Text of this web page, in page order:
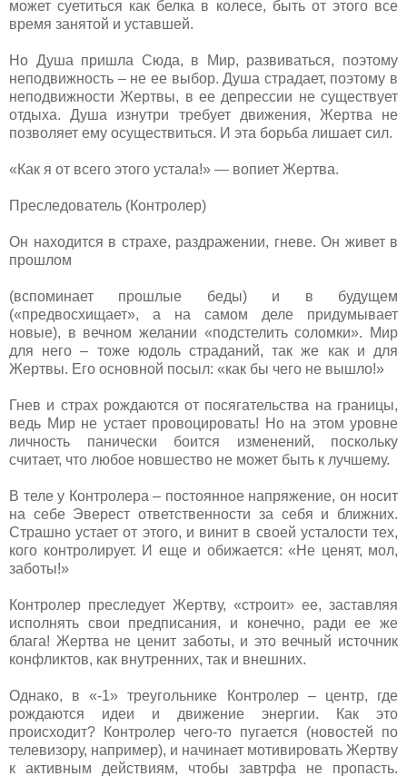
может суетиться как белка в колесе, быть от этого все
время занятой и уставшей.
Но Душа пришла Сюда, в Мир, развиваться, поэтому
неподвижность – не ее выбор. Душа страдает, поэтому в
неподвижности Жертвы, в ее депрессии не существует
отдыха. Душа изнутри требует движения, Жертва не
позволяет ему осуществиться. И эта борьба лишает сил.
«Как я от всего этого устала!» — вопиет Жертва.
Преследователь (Контролер)
Он находится в страхе, раздражении, гневе. Он живет в
прошлом
(вспоминает прошлые беды) и в будущем
(«предвосхищает», а на самом деле придумывает
новые), в вечном желании «подстелить соломки». Мир
для него – тоже юдоль страданий, так же как и для
Жертвы. Его основной посыл: «как бы чего не вышло!»
Гнев и страх рождаются от посягательства на границы,
ведь Мир не устает провоцировать! Но на этом уровне
личность панически боится изменений, поскольку
считает, что любое новшество не может быть к лучшему.
В теле у Контролера – постоянное напряжение, он носит
на себе Эверест ответственности за себя и ближних.
Страшно устает от этого, и винит в своей усталости тех,
кого контролирует. И еще и обижается: «Не ценят, мол,
заботы!»
Контролер преследует Жертву, «строит» ее, заставляя
исполнять свои предписания, и конечно, ради ее же
блага! Жертва не ценит заботы, и это вечный источник
конфликтов, как внутренних, так и внешних.
Однако, в «-1» треугольнике Контролер – центр, где
рождаются идеи и движение энергии. Как это
происходит? Контролер чего-то пугается (новостей по
телевизору, например), и начинает мотивировать Жертву
к активным действиям, чтобы завтрфа не пропасть.